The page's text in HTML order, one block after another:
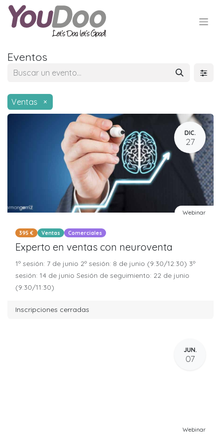
Eventos
Ventas ×
DIC.
27
Webinar
395 € Ventas Comerciales
Experto en ventas con neuroventa
1º sesión: 7 de junio 2º sesión: 8 de junio (9:30/12:30) 3º
sesión: 14 de junio Sesión de seguimiento: 22 de junio
(9:30/11:30)
Inscripciones cerradas
JUN.
07
Webinar